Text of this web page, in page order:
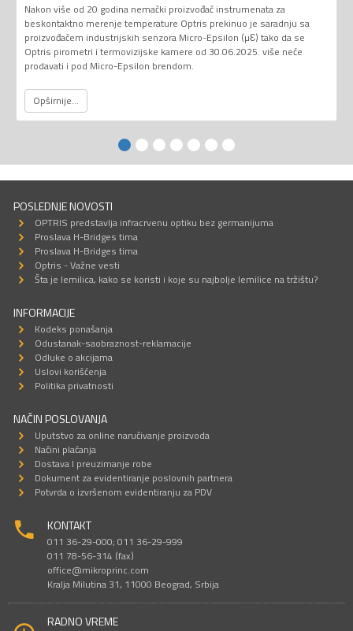
Nakon više od 20 godina nemački proizvođač instrumenata za
beskontaktno merenje temperature Optris prekinuo je saradnju sa
proizvođačem industrijskih senzora Micro-Epsilon (µƐ) tako da se
Optris pirometri i termovizijske kamere od 30.06.2025. više neće
prodavati i pod Micro-Epsilon brendom.
Opširnije...
POSLEDNJE NOVOSTI
OPTRIS predstavlja infracrvenu optiku bez germanijuma
Proslava H-Bridges tima
Proslava H-Bridges tima
Optris - Važne vesti
Šta je lemilica, kako se koristi i koje su najbolje lemilice na tržištu?
INFORMACIJE
Kodeks ponašanja
Odustanak-saobraznost-reklamacije
Odluke o akcijama
Uslovi korišćenja
Politika privatnosti
NAČIN POSLOVANJA
Uputstvo za online naručivanje proizvoda
Načini plaćanja
Dostava I preuzimanje robe
Dokument za evidentiranje poslovnih partnera
Potvrda o izvršenom evidentiranju za PDV
KONTAKT
011 36-29-000; 011 36-29-999
011 78-56-314 (fax)
office@mikroprinc.com
Kralja Milutina 31, 11000 Beograd, Srbija
RADNO VREME